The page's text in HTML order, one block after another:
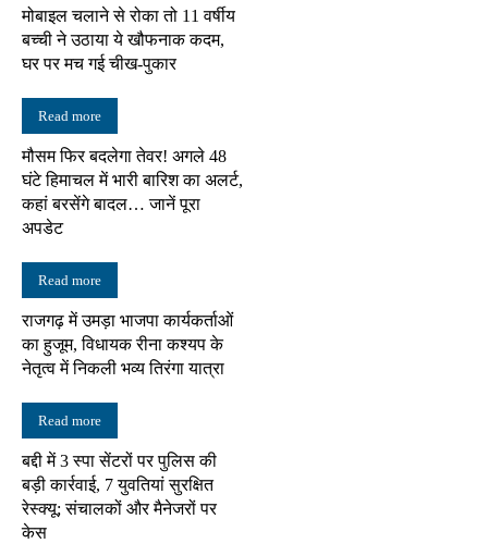
मोबाइल चलाने से रोका तो 11 वर्षीय
बच्ची ने उठाया ये खौफनाक कदम,
घर पर मच गई चीख-पुकार
Read more
मौसम फिर बदलेगा तेवर! अगले 48
घंटे हिमाचल में भारी बारिश का अलर्ट,
कहां बरसेंगे बादल… जानें पूरा
अपडेट
Read more
राजगढ़ में उमड़ा भाजपा कार्यकर्ताओं
का हुजूम, विधायक रीना कश्यप के
नेतृत्व में निकली भव्य तिरंगा यात्रा
Read more
बद्दी में 3 स्पा सेंटरों पर पुलिस की
बड़ी कार्रवाई, 7 युवतियां सुरक्षित
रेस्क्यू; संचालकों और मैनेजरों पर
केस